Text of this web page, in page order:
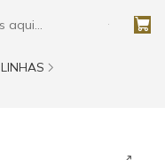
LINHAS